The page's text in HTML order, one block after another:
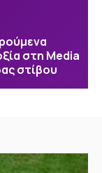
στη Media
στίβου